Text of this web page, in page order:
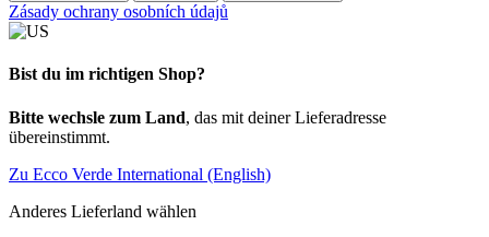
Zásady ochrany osobních údajů
Bist du im richtigen Shop?
Bitte wechsle zum Land, das mit deiner Lieferadresse
übereinstimmt.
Zu Ecco Verde International (English)
Anderes Lieferland wählen